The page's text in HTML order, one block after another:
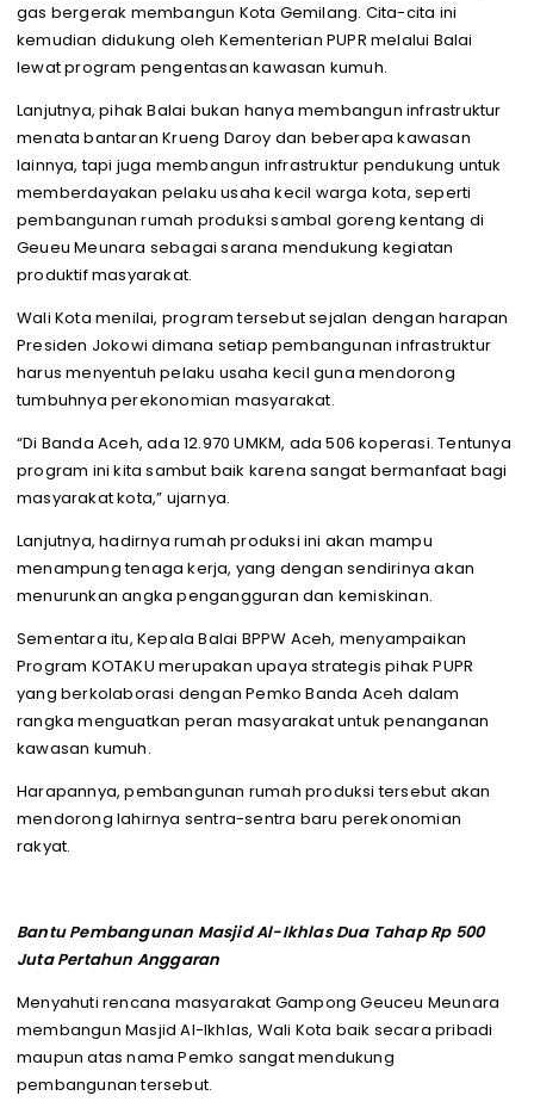
gas bergerak membangun Kota Gemilang. Cita-cita ini
kemudian didukung oleh Kementerian PUPR melalui Balai
lewat program pengentasan kawasan kumuh.
Lanjutnya, pihak Balai bukan hanya membangun infrastruktur
menata bantaran Krueng Daroy dan beberapa kawasan
lainnya, tapi juga membangun infrastruktur pendukung untuk
memberdayakan pelaku usaha kecil warga kota, seperti
pembangunan rumah produksi sambal goreng kentang di
Geueu Meunara sebagai sarana mendukung kegiatan
produktif masyarakat.
Wali Kota menilai, program tersebut sejalan dengan harapan
Presiden Jokowi dimana setiap pembangunan infrastruktur
harus menyentuh pelaku usaha kecil guna mendorong
tumbuhnya perekonomian masyarakat.
“Di Banda Aceh, ada 12.970 UMKM, ada 506 koperasi. Tentunya
program ini kita sambut baik karena sangat bermanfaat bagi
masyarakat kota,” ujarnya.
Lanjutnya, hadirnya rumah produksi ini akan mampu
menampung tenaga kerja, yang dengan sendirinya akan
menurunkan angka pengangguran dan kemiskinan.
Sementara itu, Kepala Balai BPPW Aceh, menyampaikan
Program KOTAKU merupakan upaya strategis pihak PUPR
yang berkolaborasi dengan Pemko Banda Aceh dalam
rangka menguatkan peran masyarakat untuk penanganan
kawasan kumuh.
Harapannya, pembangunan rumah produksi tersebut akan
mendorong lahirnya sentra-sentra baru perekonomian
rakyat.
Bantu Pembangunan Masjid Al-Ikhlas Dua Tahap Rp 500
Juta Pertahun Anggaran
Menyahuti rencana masyarakat Gampong Geuceu Meunara
membangun Masjid Al-Ikhlas, Wali Kota baik secara pribadi
maupun atas nama Pemko sangat mendukung
pembangunan tersebut.